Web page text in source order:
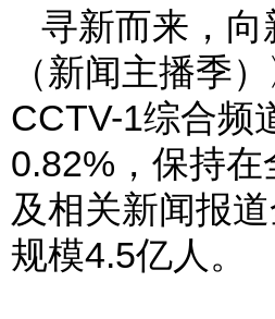
寻新而来，
（新闻主播季
CCTV-1综合频
0.82%，保持
及相关新闻报
规模4.5亿人。